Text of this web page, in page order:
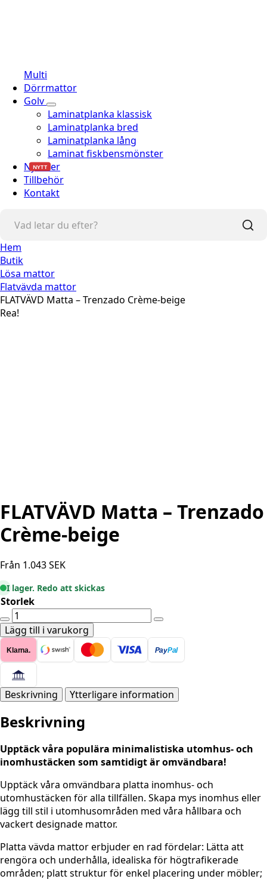
Multi
Dörrmattor
Golv
Laminatplanka klassisk
Laminatplanka bred
Laminatplanka lång
Laminat fiskbensmönster
Nyheter
NYTT
Tillbehör
Kontakt
Hem
Butik
Lösa mattor
Flatvävda mattor
FLATVÄVD Matta – Trenzado Crème-beige
Rea!
FLATVÄVD Matta – Trenzado
Crème-beige
Från 1.043SEK
I lager. Redo att skickas
Storlek
FLATVÄVD
Matta
-
Trenzado
Crème-
beige
mängd
Lägg till i varukorg
Klarna. PayPal
Beskrivning Ytterligare information
Beskrivning
Upptäck våra populära minimalistiska utomhus- och
inomhustäcken som samtidigt är omvändbara!
Upptäck våra omvändbara platta inomhus- och
utomhustäcken för alla tillfällen. Skapa mys inomhus eller
lägg till stil i utomhusområden med våra hållbara och
vackert designade mattor.
Platta vävda mattor erbjuder en rad fördelar: Lätta att
rengöra och underhålla, idealiska för högtrafikerade
områden; platt struktur för enkel placering under möbler;